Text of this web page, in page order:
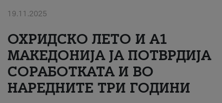
#ПодобарОнлајн
19.11.2025
ОХРИДСКО ЛЕТО И A1
МАКЕДОНИЈА ЈА ПОТВРДИЈА
СОРАБОТКАТА И ВО
НАРЕДНИТЕ ТРИ ГОДИНИ